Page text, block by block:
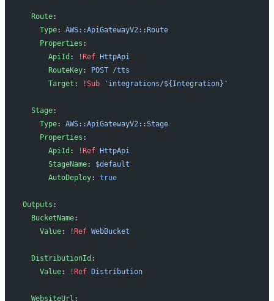
  Route
:
    Type
: AWS::ApiGatewayV2::Route
    Properties
:
      ApiId
: !Ref HttpApi
      RouteKey
: POST /tts
      Target
: !Sub 'integrations/${Integration}'
  Stage
:
    Type
: AWS::ApiGatewayV2::Stage
    Properties
:
      ApiId
: !Ref HttpApi
      StageName
: $default
      AutoDeploy
: true
Outputs :
  BucketName
:
    Value
: !Ref WebBucket
  DistributionId
:
    Value
: !Ref Distribution
  WebsiteUrl
: